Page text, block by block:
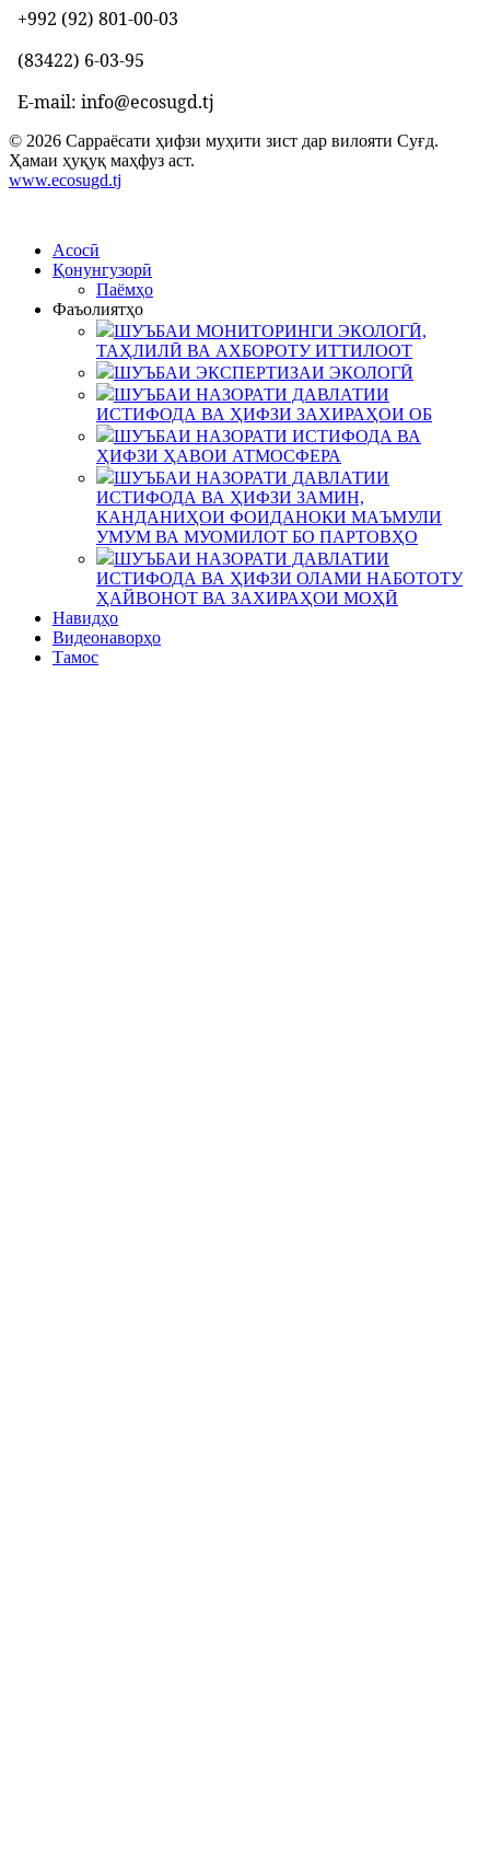
+992 (92) 801-00-03
(83422) 6-03-95
E-mail: info@ecosugd.tj
© 2026 Сарраёсати ҳифзи муҳити зист дар вилояти Суғд.
Ҳамаи ҳуқуқ маҳфуз аст.
www.ecosugd.tj
Асосӣ
Қонунгузорӣ
Паёмҳо
Фаъолиятҳо
ШУЪБАИ МОНИТОРИНГИ ЭКОЛОГӢ,
ТАҲЛИЛӢ ВА АХБОРОТУ ИТТИЛООТ
ШУЪБАИ ЭКСПЕРТИЗАИ ЭКОЛОГӢ
ШУЪБАИ НАЗОРАТИ ДАВЛАТИИ
ИСТИФОДА ВА ҲИФЗИ ЗАХИРАҲОИ ОБ
ШУЪБАИ НАЗОРАТИ ИСТИФОДА ВА
ҲИФЗИ ҲАВОИ АТМОСФЕРА
ШУЪБАИ НАЗОРАТИ ДАВЛАТИИ
ИСТИФОДА ВА ҲИФЗИ ЗАМИН,
КАНДАНИҲОИ ФОИДАНОКИ МАЪМУЛИ
УМУМ ВА МУОМИЛОТ БО ПАРТОВҲО
ШУЪБАИ НАЗОРАТИ ДАВЛАТИИ
ИСТИФОДА ВА ҲИФЗИ ОЛАМИ НАБОТОТУ
ҲАЙВОНОТ ВА ЗАХИРАҲОИ МОҲӢ
Навидҳо
Видеонаворҳо
Тамос